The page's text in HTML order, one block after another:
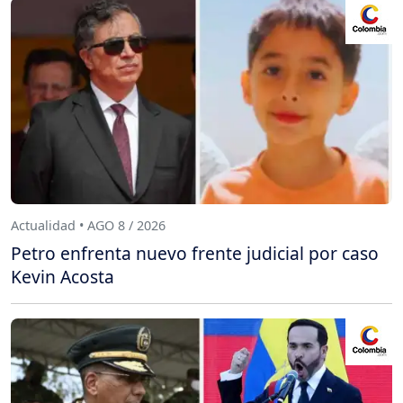
Actualidad • AGO 8 / 2026
Petro enfrenta nuevo frente judicial por caso
Kevin Acosta